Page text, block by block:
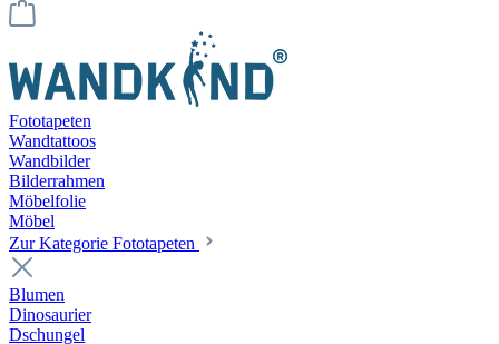
Fototapeten
Wandtattoos
Wandbilder
Bilderrahmen
Möbelfolie
Möbel
Zur Kategorie Fototapeten
Blumen
Dinosaurier
Dschungel